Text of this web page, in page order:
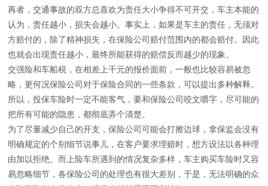
再者，交通事故的双方总喜欢为责任大小争得不可开交，车主本能的
认为，责任越小，损失会越小。事实上，如果是车主的责任，无须对
方赔付的，除了精神损失，在保险公司赔付范围内的都会赔付。因此
也就会出现责任越小，最终所能获得的赔偿反而越少的现象。
交强险和车船税，在相差上千元的报价面前，一般也比较容易被忽
略，更何况保险公司对于保险合同的一些条款，可以提出多种解释。
所以，投保车险时一定不能客气，要和保险公司咬文嚼字，尽可能的
把所有可能的隐患，都彻底弄个清楚。
为了尽量减少自己的开支，保险公司可能会打擦边球，拿保监会没有
明确规定的个别细节说事儿，在客户要求理赔时，想方设法以各种理
由加以拒绝。而上险车所遇到的情况复杂多样，车主购买车险时又容
易忽略细节，各保险公司的处理也有很大差别，于是，无法明确的众